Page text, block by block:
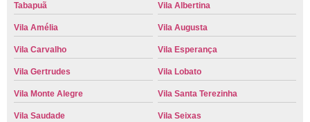
Tabapuã Vila Albertina
Vila Amélia Vila Augusta
Vila Carvalho Vila Esperança
Vila Gertrudes Vila Lobato
Vila Monte Alegre Vila Santa Terezinha
Vila Saudade Vila Seixas